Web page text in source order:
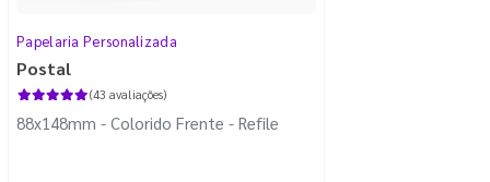
Papelaria Personalizada
Postal
(43 avaliações)
88x148mm - Colorido Frente - Refile